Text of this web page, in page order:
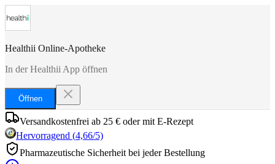
Healthii Online-Apotheke
In der Healthii App öffnen
Öffnen
Versandkostenfrei ab 25 € oder mit E-Rezept
Hervorragend (4,66/5)
Pharmazeutische Sicherheit bei jeder Bestellung